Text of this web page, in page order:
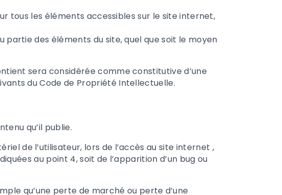
tous les éléments accessibles sur le site internet,
des éléments du site, quel que soit le moyen
sera considérée comme constitutive d’une
du Code de Propriété Intellectuelle.
qu’il publie.
de l’utilisateur, lors de l’accès au site internet ,
au point 4, soit de l’apparition d’un bug ou
qu’une perte de marché ou perte d’une